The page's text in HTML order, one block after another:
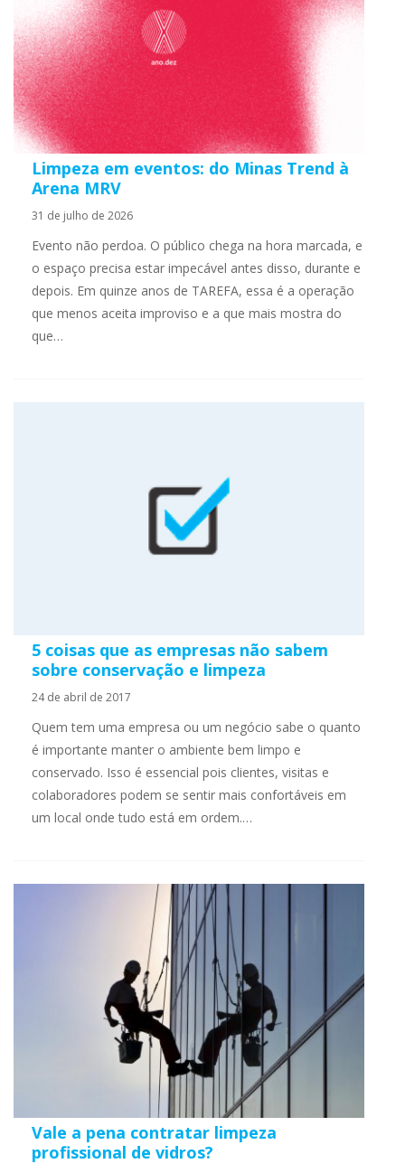
Limpeza em eventos: do Minas Trend à
Arena MRV
31 de julho de 2026
Evento não perdoa. O público chega na hora marcada, e
o espaço precisa estar impecável antes disso, durante e
depois. Em quinze anos de TAREFA, essa é a operação
que menos aceita improviso e a que mais mostra do
que…
5 coisas que as empresas não sabem
sobre conservação e limpeza
24 de abril de 2017
Quem tem uma empresa ou um negócio sabe o quanto
é importante manter o ambiente bem limpo e
conservado. Isso é essencial pois clientes, visitas e
colaboradores podem se sentir mais confortáveis em
um local onde tudo está em ordem.…
Vale a pena contratar limpeza
profissional de vidros?